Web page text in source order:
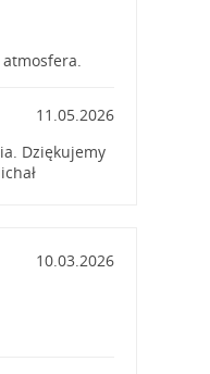
11.05.2026
Dziękujemy
10.03.2026